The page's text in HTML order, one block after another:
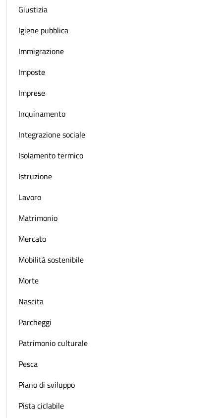
Giustizia
Igiene pubblica
Immigrazione
Imposte
Imprese
Inquinamento
Integrazione sociale
Isolamento termico
Istruzione
Lavoro
Matrimonio
Mercato
Mobilità sostenibile
Morte
Nascita
Parcheggi
Patrimonio culturale
Pesca
Piano di sviluppo
Pista ciclabile